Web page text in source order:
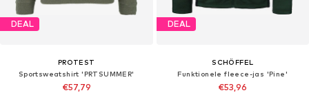
DEAL
PROTEST
Sportsweatshirt 'PRTSUMMER'
€57,79
DEAL
SCHÖFFEL
Funktionele fleece-jas 'Pine'
€53,96